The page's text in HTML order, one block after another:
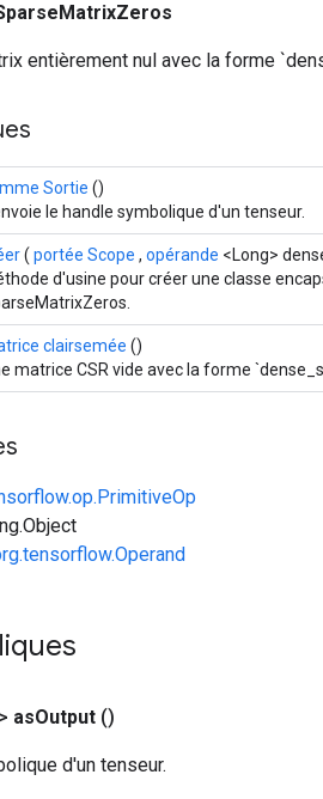
entièrement nul avec la forme
Sortie ()
le handle symbolique d'un tenseur.
( portée Scope , opérande <Long>
d'usine pour créer une classe
clairsemée ()
matrice CSR vide avec la forme
asOutput ()
d'un tenseur.